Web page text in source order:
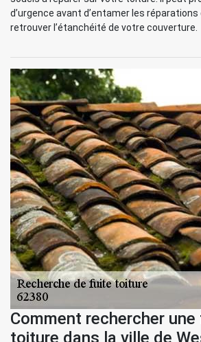
d’urgence avant d’entamer les
retrouver l’étanchéité de votre couverture.
Comment rechercher
toiture dans la ville de